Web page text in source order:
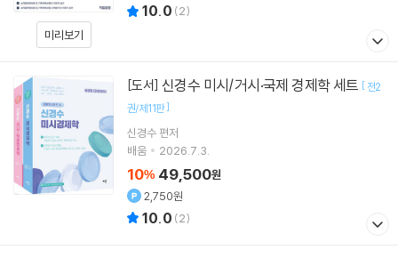
미리보기
10.0 (2)
[도서] 신경수 미시/거시·국제 경제학 세트 [ 전2
권/제11판]
신경수 편저
배움
2026.7.3.
10% 49,500원
2,750원
10.0 (2)